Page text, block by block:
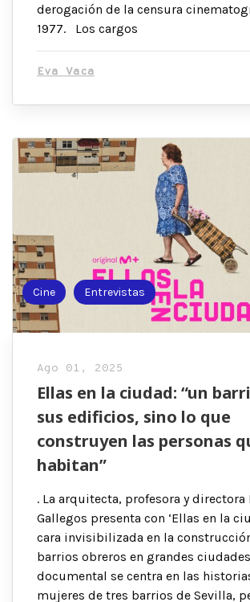
derogación de la censura
1977. Los cargos
Eva Vaca
Cine Entrevistas
Ago 01, 2025
Ellas en la ciudad: “un
sus edificios, sino lo que
construyen las personas
habitan”
. La arquitecta, profesora y directora
Gallegos presenta con ‘Ellas en la
cara invisibilizada en la
barrios obreros en grandes
documental se centra en las
mujeres de tres barrios de Sevilla,